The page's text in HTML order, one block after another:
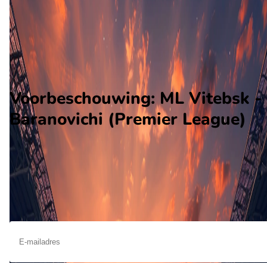
Alle wedstrijden
ML Vitebsk - Baranovichi
Opstellingen
Voorspelling
Voorbeschouwing
Voorbeschouwing: ML Vitebsk -
Baranovichi (Premier League)
Op augustus 16 2026 gaat ML Vitebsk de strijd aan met
Baranovichi. De wedstrijd wordt afgetrapt om 13:00 en wordt
gespeeld in de Belarus 1.
Ontvang een notificatie als deze voorbeschouwing beschikbaar is